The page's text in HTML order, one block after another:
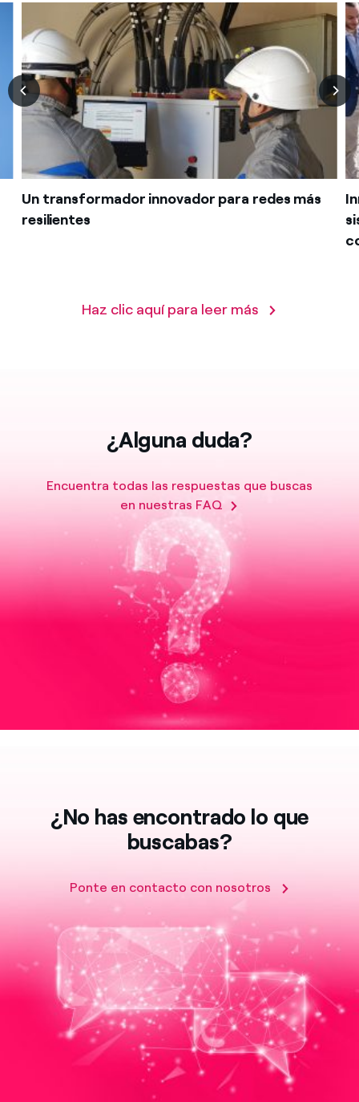
Un transformador innovador para redes más
resilientes
Haz clic aquí para leer más
¿Alguna duda?
Encuentra todas las respuestas que buscas
en nuestras FAQ
¿No has encontrado lo que
buscabas?
Ponte en contacto con nosotros